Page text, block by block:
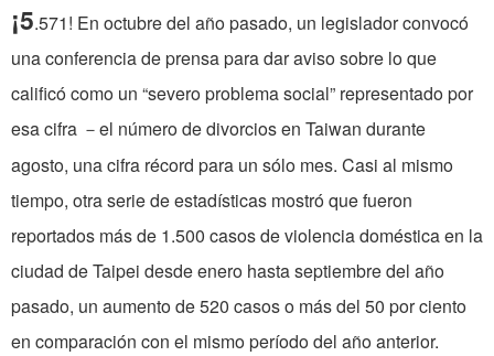
¡5.571! En octubre del año pasado, un legislador convocó
una conferencia de prensa para dar aviso sobre lo que
calificó como un “severo problema social” representado por
esa cifra ­ － el número de divorcios en Taiwan durante
agosto, una cifra récord para un sólo mes. Casi al mismo
tiempo, otra serie de estadísticas mostró que fueron
reportados más de 1.500 casos de violencia doméstica en la
ciudad de Taipei desde enero hasta septiembre del año
pasado, un aumento de 520 casos o más del 50 por ciento
en comparación con el mismo período del año anterior.